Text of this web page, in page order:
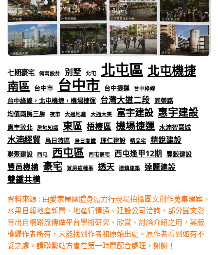
七期豪宅 倆兩設計 別墅 北屯 北屯區 北屯機捷
南區 台中市 台中市 台中捷運 台中綠線
台中綠線，北屯機捷，機場捷運 台灣大道二段 同榮路
均值兩房三房
夜市 大通地產 大通大美 富宇建設 惠宇建設
惠宇敦北 房地知識 東區 梧棲區 機場捷運 水湳智慧城
水湳經貿 烏日特區 烏日高鐵 理仁建設 精品宅 精銳建設
聯聚建設 西屯 西屯區 西屯豪宅 西屯逢甲12期 豐穀建設
豐邑機構 豪宅 買房這種事 透天 造鎮建築 達麗建設
雙鐵共構
資料來源 : 由愛家屋團體身體力行現場拍攝圖文創作蒐集建案、
水果日報地產新聞、地產行情通、建設公司洽詢，部分圖文影
音出自網路流傳做平台學術研究、欣賞、討論介紹之用，其版
權歸作者所有，未能找到作者和原始出處。原作者看到如有不
妥之處，請聯繫站方會在第一時間配合處理，謝謝！